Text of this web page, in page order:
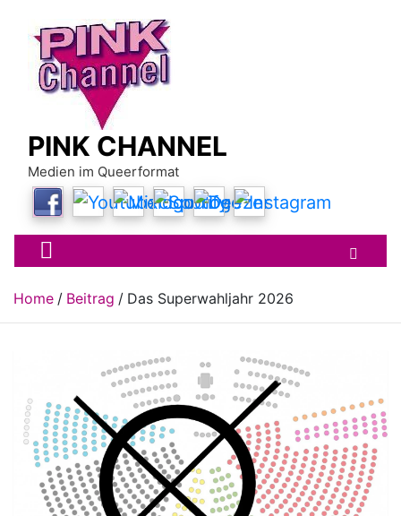
content
PINK CHANNEL
Medien im Queerformat
Home Beitrag Das Superwahljahr 2026